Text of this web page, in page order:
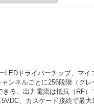
ドライバーチップ、マイ
ンネルごとに256段階（グ
る、出力電流は抵抗（RF
、カスケード接続で最